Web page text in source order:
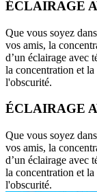
ÉCLAIRAGE
Que vous soyez
vos amis, la
d’un éclairage avec
la concentration et
l'obscurité.
ÉCLAIRAGE
Que vous soyez
vos amis, la
d’un éclairage avec
la concentration et
l'obscurité.